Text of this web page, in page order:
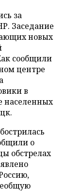
за
Заседание
новых
сообщили
центре
в
населенных
о
обстрелах